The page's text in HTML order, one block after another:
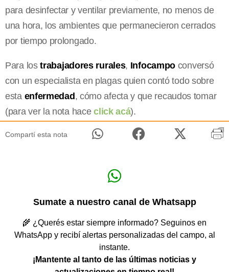
para desinfectar y ventilar previamente, no menos de
una hora, los ambientes que permanecieron cerrados
por tiempo prolongado.
Para lostrabajadores rurales, Infocampo conversó
con un especialista en plagas quien contó todo sobre
esta enfermedad, cómo afecta y que recaudos tomar
(para ver la nota hace click acá).
Compartí esta nota
Sumate a nuestro canal de Whatsapp
🌾 ¿Querés estar siempre informado? Seguinos en
WhatsApp y recibí alertas personalizadas del campo, al
instante.
¡Mantente al tanto de las últimas noticias y